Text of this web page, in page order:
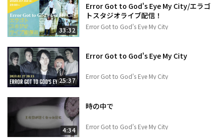
33:32
Error Got to God's Eye My City/エラゴ
トスタジオライブ配信！
Error Got to God's Eye My City
25:37
Error Got to God's Eye My City
Error Got to God's Eye My City
4:34
時の中で
Error Got to God's Eye My City